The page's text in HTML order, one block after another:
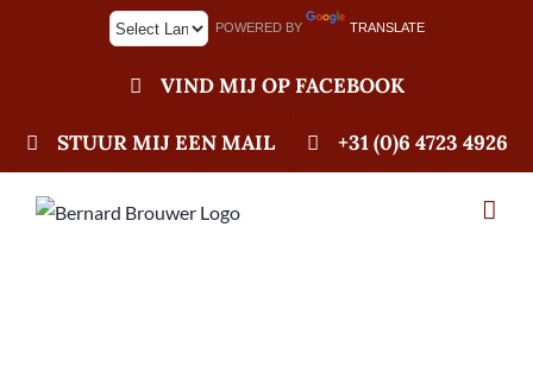
POWERED BY TRANSLATE
VIND MIJ OP FACEBOOK
STUUR MIJ EEN MAIL +31 (0)6 4723 4926